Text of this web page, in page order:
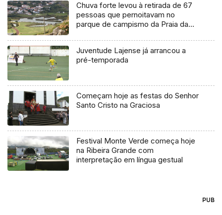
Chuva forte levou à retirada de 67
pessoas que pernoitavam no
parque de campismo da Praia da
Juventude Lajense já arrancou a
pré-temporada
Começam hoje as festas do Senhor
Santo Cristo na Graciosa
Festival Monte Verde começa hoje
na Ribeira Grande com
interpretação em língua gestual
PUB